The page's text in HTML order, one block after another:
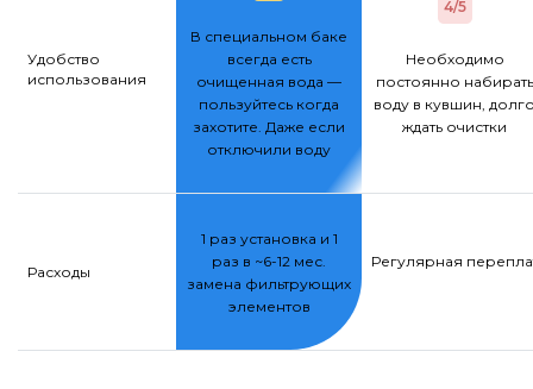
Удобство
использования
В специальном баке
всегда есть
очищенная вода —
пользуйтесь когда
захотите. Даже если
отключили воду
4/5
Необходимо
постоянно набирать
воду в кувшин,
ждать очистки
Расходы
1 раз установка и 1
раз в ~6-12 мес.
замена фильтрующих
элементов
Регулярная